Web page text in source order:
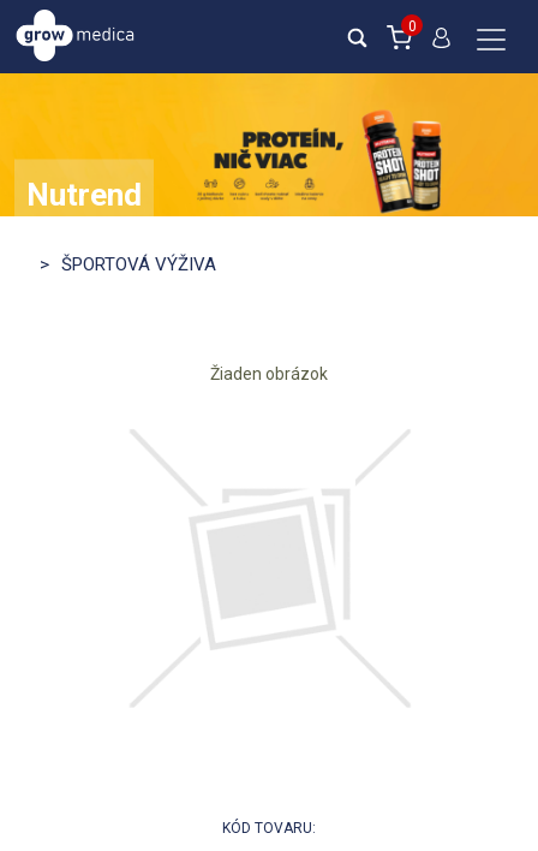
0
Nutrend
ZISTI VIAC
> ŠPORTOVÁ VÝŽIVA
Žiaden obrázok
KÓD TOVARU: